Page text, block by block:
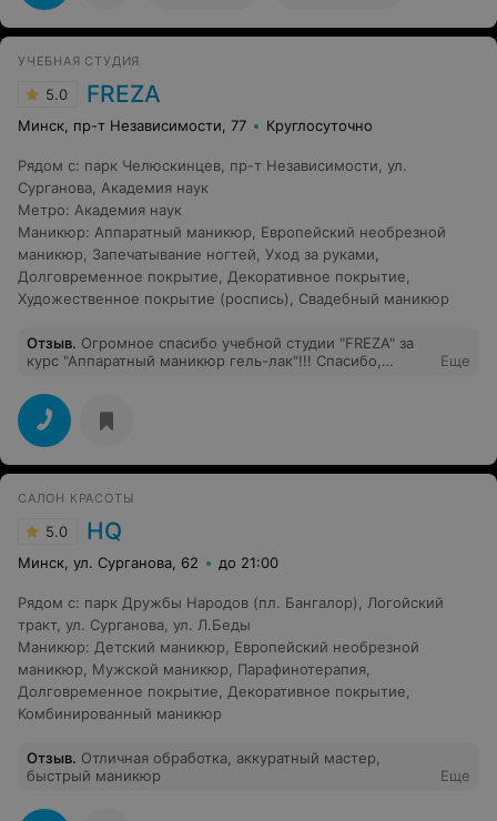
УЧЕБНАЯ СТУДИЯ
5.0 FREZA
Минск, пр-т Независимости, 77 Круглосуточно
Рядом с: парк Челюскинцев пр-т Независимости ул.
Сурганова Академия наук
Метро: Академия наук
Маникюр: Аппаратный маникюр
Европейский необрезной
маникюр
Запечатывание ногтей Уход за руками
Долговременное покрытие
Декоративное покрытие
Художественное покрытие (роспись)
Свадебный маникюр
Отзыв. Огромное спасибо учебной студии "FREZA" за
курс "Аппаратный маникюр гель-лак"!!! Спасибо,
отношение и умение правильно и доступно объяснять.
Хочется пожелать Лилии процветания,успехов в своем
деле и много-много клиентов !
Еще
САЛОН КРАСОТЫ
5.0 HQ
Минск, ул. Сурганова, 62 до 21:00
Рядом с: парк Дружбы Народов (пл. Бангалор)
Логойский
тракт, ул. Сурганова ул. Л.Беды
Маникюр: Детский маникюр
Европейский необрезной
маникюр
Мужской маникюр Парафинотерапия
Долговременное покрытие
Декоративное покрытие
Комбинированный маникюр
Отзыв. Отличная обработка, аккуратный мастер,
быстрый маникюр
Еще